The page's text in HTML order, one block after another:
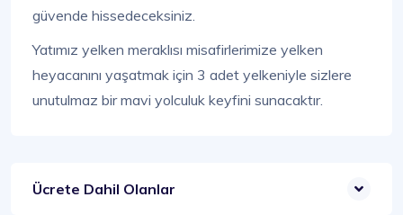
güvende hissedeceksiniz.
Yatımız yelken meraklısı misafirlerimize yelken
heyacanını yaşatmak için 3 adet yelkeniyle sizlere
unutulmaz bir mavi yolculuk keyfini sunacaktır.
Ücrete Dahil Olanlar